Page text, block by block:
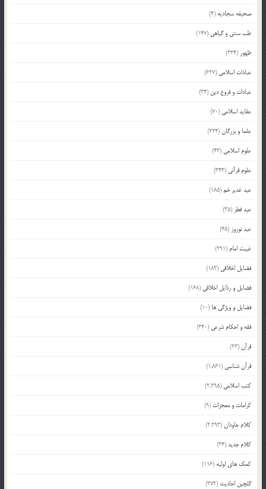
صحیفه سجادیه (4)
طب سنتی و گیاهی (147)
ظهور (334)
عبادات اسلامی (627)
عبادات و فروع دین (34)
عقاید اسلامی (70)
علما و بزرگان(224)
علوم اسلامی (43)
علوم قرآنی (343)
عید غدیر خم(185)
عید فطر (35)
عید نوروز (45)
غیبت امام (291)
فضایل اخلاقی (183)
فضایل و رذایل اخلاقی (168)
فضایل و ویژگی ها (10)
فقه و احکام شرعی (340)
قرآن(23)
قرآن شناسی (1,861)
کتب اسلامی (2,295)
کرامات و معجزات (9)
کلام جاودان(2,293)
کلام جدید(34)
کمک های اولیه (116)
گلچین احادیث (372)